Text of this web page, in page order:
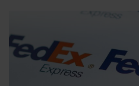
efektywności operacyjnej
wysokiego poziomu
przewoźnik UPS wprowadzi